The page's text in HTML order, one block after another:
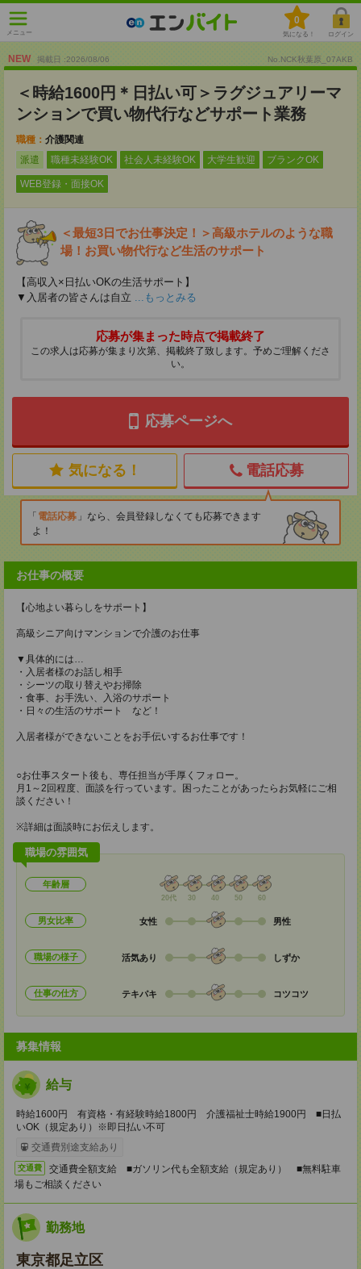
メニュー
0
気になる！ ログイン
NEW 掲載日 :2026/08/06 No.NCK秋葉原_07AKB
＜時給1600円＊日払い可＞ラグジュアリーマ
ンションで買い物代行などサポート業務
職種： 介護関連
派遣
職種未経験OK 社会人未経験OK 大学生歓迎 ブランクOK
WEB登録・面接OK
＜最短3日でお仕事決定！＞高級ホテルのような職
場！お買い物代行など生活のサポート
【高収入×日払いOKの生活サポート】
▼入居者の皆さんは自立 ...もっとみる
応募が集まった時点で掲載終了
この求人は応募が集まり次第、掲載終了致します。予めご理解くださ
い。
応募ページへ
気になる！ 電話応募
電話応募
なら、会員登録しなくても応募できます
よ！
お仕事の概要
【心地よい暮らしをサポート】
高級シニア向けマンションで介護のお仕事
▼具体的には…
・入居者様のお話し相手
・シーツの取り替えやお掃除
・食事、お手洗い、入浴のサポート
・日々の生活のサポート など！
入居者様ができないことをお手伝いするお仕事です！
○お仕事スタート後も、専任担当が手厚くフォロー。
月1～2回程度、面談を行っています。困ったことがあったらお気軽にご相
談ください！
※詳細は面談時にお伝えします。
職場の雰囲気
年齢層
20代 30 40 50 60
男女比率 女性 男性
職場の様子 活気あり しずか
仕事の仕方 テキパキ コツコツ
募集情報
給与
時給1600円 有資格・有経験時給1800円 介護福祉士時給1900円 ■日払
いOK（規定あり）※即日払い不可
交通費別途支給あり
交通費
交通費全額支給 ■ガソリン代も全額支給（規定あり） ■無料駐車
場もご相談ください
勤務地
東京都足立区